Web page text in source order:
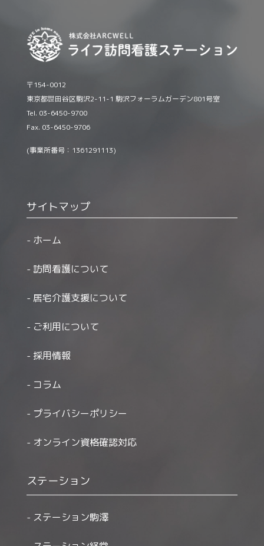
〒154-0012
東京都世田谷区駒沢2-11-1 駒沢フォーラムガーデン801号室
Tel. 03-6450-9700
Fax. 03-6450-9706
(事業所番号：1361291113)
サイトマップ
ホーム
訪問看護について
居宅介護支援について
ご利用について
採用情報
コラム
プライバシーポリシー
オンライン資格確認対応
ステーション
ステーション駒澤